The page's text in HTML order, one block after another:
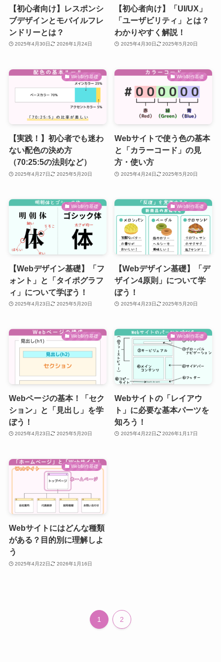
【初心者向け】レスポンシ
ブデザインとモバイルフレ
ンドリーとは？
2025年4月30日 2026年1月24日
【初心者向け】「UI/UX」
「ユーザビリティ」とは？
わかりやすく解説！
2025年4月30日 2025年5月20日
Web制作基礎
【実践！】初心者でも迷わ
ない配色の決め方
（70:25:5の法則など）
2025年4月27日 2025年5月20日
Web制作基礎
Webサイトで使う色の基本
と「カラーコード」の見
方・使い方
2025年4月24日 2025年5月20日
Web制作基礎
【Webデザイン基礎】「フ
ォント」と「タイポグラフ
ィ」について学ぼう！
2025年4月23日 2025年5月20日
Web制作基礎
【Webデザイン基礎】「デ
ザイン4原則」について学
ぼう！
2025年4月23日 2025年5月20日
Web制作基礎
Webページの基本！「セク
ション」と「見出し」を学
ぼう！
2025年4月23日 2025年5月20日
Web制作基礎
Webサイトの「レイアウ
ト」に必要な基本パーツを
知ろう！
2025年4月22日 2026年1月17日
Web制作基礎
Webサイトにはどんな種類
がある？目的別に理解しよ
う
2025年4月22日 2026年1月16日
1 2